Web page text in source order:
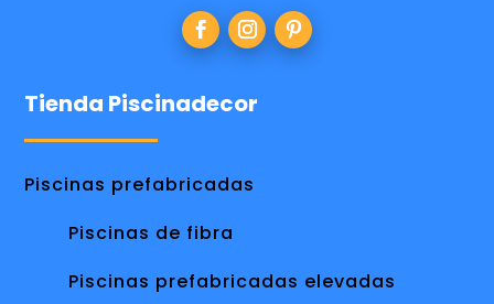
Tienda Piscinadecor
Piscinas prefabricadas
Piscinas de fibra
Piscinas prefabricadas elevadas